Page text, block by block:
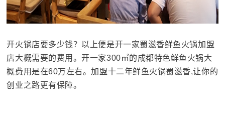
开火锅店要多少钱？以上便是开一家蜀滋香鲜鱼火锅加盟
店大概需要的费用。开一家300㎡的成都特色鲜鱼火锅大
概费用是在60万左右。加盟十二年鲜鱼火锅蜀滋香,让你的
创业之路更有保障。